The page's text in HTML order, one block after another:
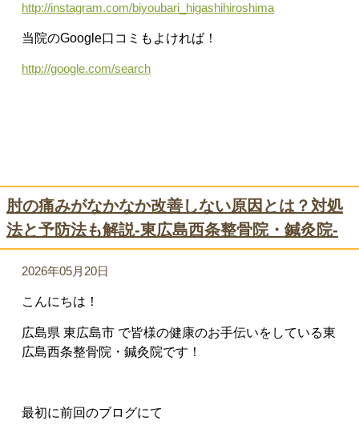
http://instagram.com/biyoubari_higashihiroshima
当院のGoogle口コミもよければ！
http://google.com/search
肘の痛みがなかなか改善しない原因とは？対処
法と予防法も解説-東広島西条整骨院・鍼灸院-
2026年05月20日
こんにちは！
広島県 東広島市 で皆様の健康のお手伝いをしている東
広島西条整骨院・鍼灸院です！
最初に前回のブログにて